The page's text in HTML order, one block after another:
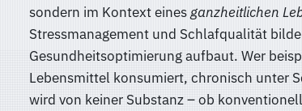
sondern im Kontext einesganzheitlichen
Stressmanagement und Schlafqualität
Gesundheitsoptimierung aufbaut. Wer
Lebensmittel konsumiert, chronisch unter
wird von keiner Substanz – ob